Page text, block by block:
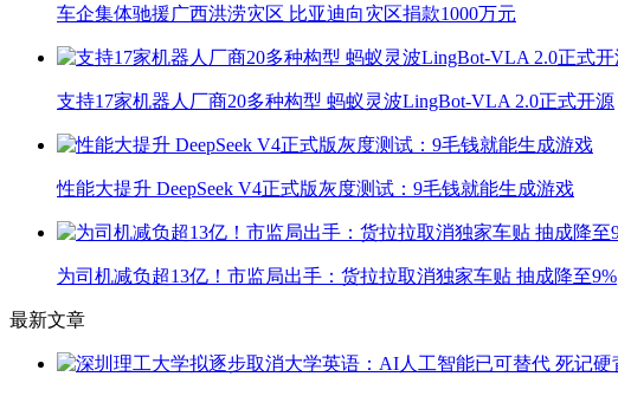
车企集体驰援广西洪涝灾区 比亚迪向灾区捐款1000万元
支持17家机器人厂商20多种构型 蚂蚁灵波LingBot-VLA 2.0正式开源
性能大提升 DeepSeek V4正式版灰度测试：9毛钱就能生成游戏
为司机减负超13亿！市监局出手：货拉拉取消独家车贴 抽成降至9%
最新文章